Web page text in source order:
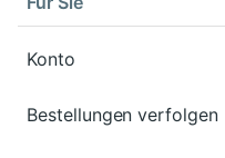
Konto
Bestellungen verfolgen